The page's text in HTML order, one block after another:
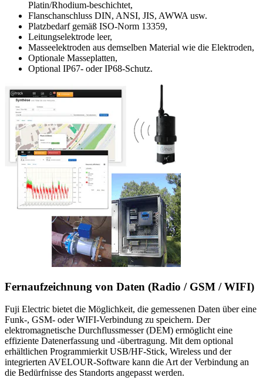
Platin/Rhodium-beschichtet,
Flanschanschluss DIN, ANSI, JIS, AWWA usw.
Platzbedarf gemäß ISO-Norm 13359,
Leitungselektrode leer,
Masseelektroden aus demselben Material wie die Elektroden,
Optionale Masseplatten,
Optional IP67- oder IP68-Schutz.
Fernaufzeichnung von Daten (Radio / GSM / WIFI)
Fuji Electric bietet die Möglichkeit, die gemessenen Daten über eine
Funk-, GSM- oder WIFI-Verbindung zu speichern. Der
elektromagnetische Durchflussmesser (DEM) ermöglicht eine
effiziente Datenerfassung und -übertragung. Mit dem optional
erhältlichen Programmierkit USB/HF-Stick, Wireless und der
integrierten AVELOUR-Software kann die Art der Verbindung an
die Bedürfnisse des Standorts angepasst werden.